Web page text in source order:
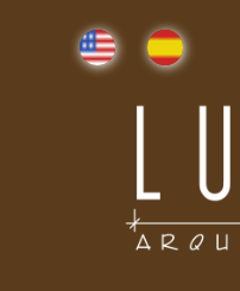
English Español